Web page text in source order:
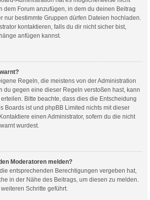
dem Forum anzufügen, in dem du deinen Beitrag
nur bestimmte Gruppen dürfen Dateien hochladen.
kontaktieren, falls du dir nicht sicher bist,
anfügen kannst.
Regeln, die meistens von der Administration
du gegen eine dieser Regeln verstoßen hast, kann
Bitte beachte, dass dies die Entscheidung
Boards ist und phpBB Limited nichts mit dieser
einen Administrator, sofern du die nicht
wurdest.
Moderatoren melden?
entsprechenden Berechtigungen vergeben hat,
in der Nähe des Beitrags, um diesen zu melden.
Schritte geführt.